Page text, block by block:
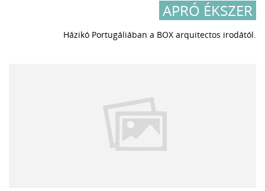
APRÓ ÉKSZER
Házikó Portugáliában a BOX arquitectos irodától.